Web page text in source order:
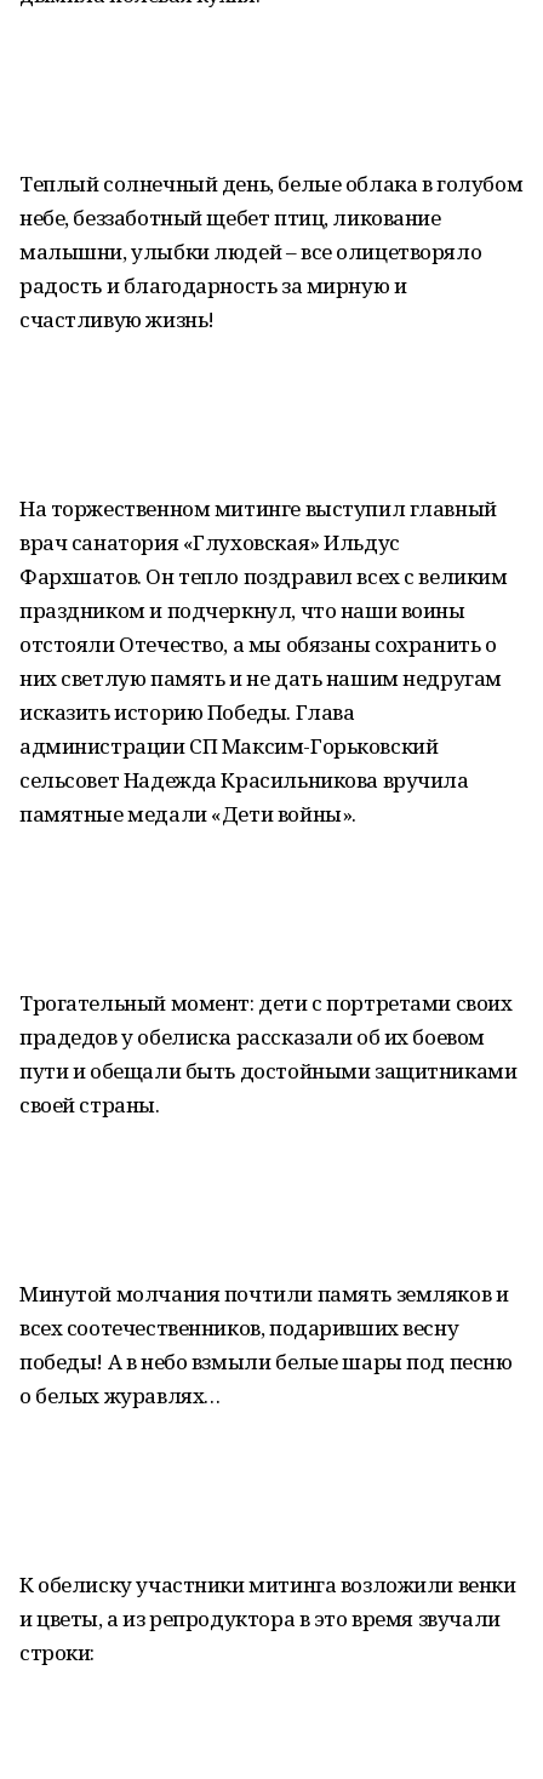
Теплый солнечный день, белые облака в голубом
небе, беззаботный щебет птиц, ликование
малышни, улыбки людей – все олицетворяло
радость и благодарность за мирную и
счастливую жизнь!
На торжественном митинге выступил главный
врач санатория «Глуховская» Ильдус
Фархшатов. Он тепло поздравил всех с великим
праздником и подчеркнул, что наши воины
отстояли Отечество, а мы обязаны сохранить о
них светлую память и не дать нашим недругам
исказить историю Победы. Глава
администрации СП Максим-Горьковский
сельсовет Надежда Красильникова вручила
памятные медали «Дети войны».
Трогательный момент: дети с портретами своих
прадедов у обелиска рассказали об их боевом
пути и обещали быть достойными защитниками
своей страны.
Минутой молчания почтили память земляков и
всех соотечественников, подаривших весну
победы! А в небо взмыли белые шары под песню
о белых журавлях…
К обелиску участники митинга возложили венки
и цветы, а из репродуктора в это время звучали
строки: